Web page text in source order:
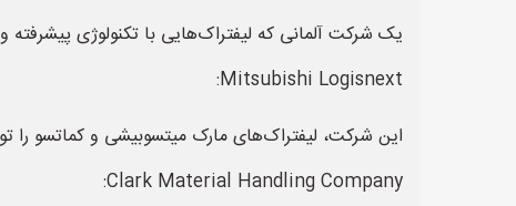
یک شرکت آلمانی که لیفتراک‌هایی با تکنولوژی پیشرفته
Mitsubishi Logisnext:
این شرکت، لیفتراک‌های مارک میتسوبیشی و کماتسو را
Clark Material Handling Company: